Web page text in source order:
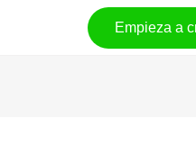
Empieza a